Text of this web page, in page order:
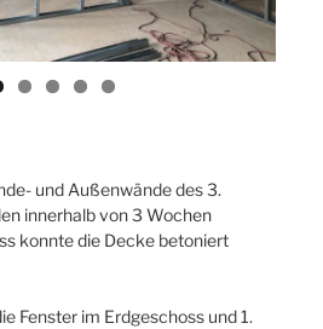
und Außenwände des 3.
innerhalb von 3 Wochen
konnte die Decke betoniert
Fenster im Erdgeschoss und 1.